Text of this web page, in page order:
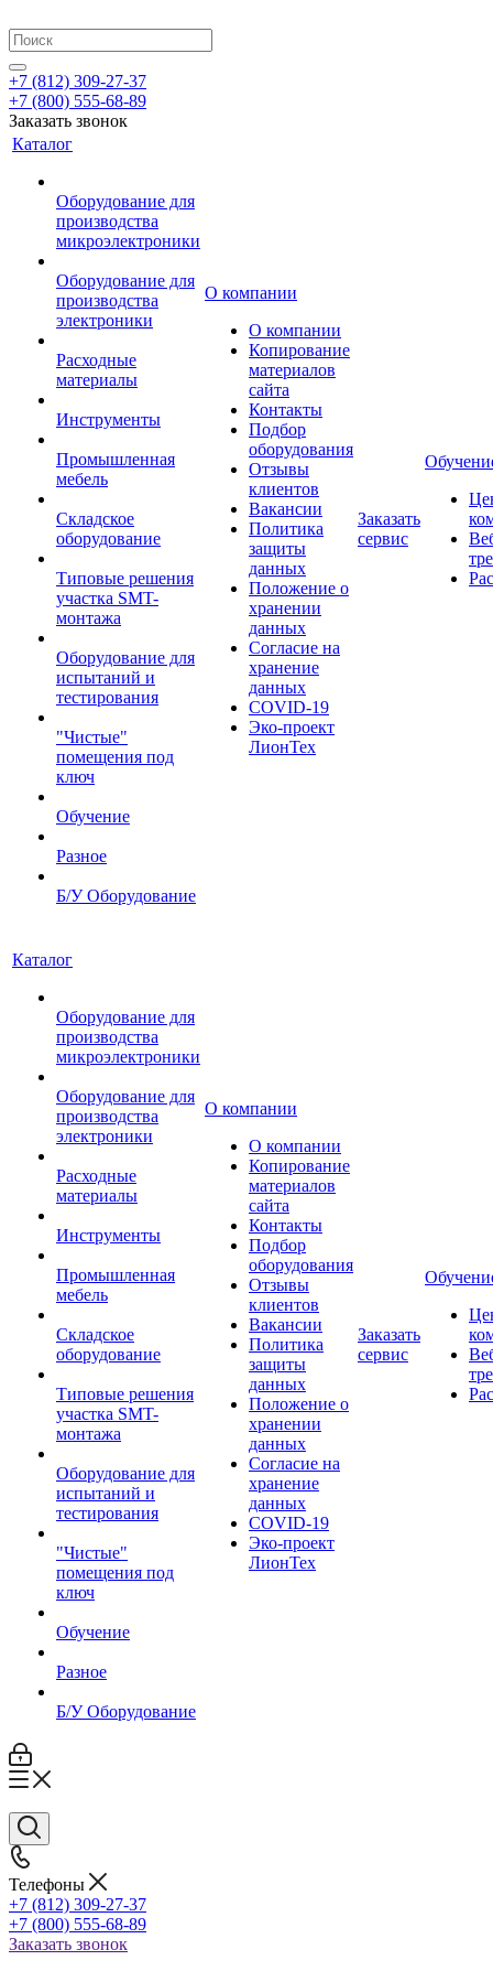
+7 (812) 309-27-37
+7 (800) 555-68-89
Заказать звонок
Каталог
Оборудование для
производства
микроэлектроники
Оборудование для
производства
электроники
Расходные
материалы
Инструменты
Промышленная
мебель
Складское
оборудование
Типовые решения
участка SMT-
монтажа
Оборудование для
испытаний и
тестирования
"Чистые"
помещения под
ключ
Обучение
Разное
Б/У Оборудование
О компании
О компании
Копирование
материалов
сайта
Контакты
Подбор
оборудования
Отзывы
клиентов
Вакансии
Политика
защиты
данных
Положение о
хранении
данных
Согласие на
хранение
данных
COVID-19
Эко-проект
ЛионТех
Заказать
сервис
Каталог
Оборудование для
производства
микроэлектроники
Оборудование для
производства
электроники
Расходные
материалы
Инструменты
Промышленная
мебель
Складское
оборудование
Типовые решения
участка SMT-
монтажа
Оборудование для
испытаний и
тестирования
"Чистые"
помещения под
ключ
Обучение
Разное
Б/У Оборудование
О компании
О компании
Копирование
материалов
сайта
Контакты
Подбор
оборудования
Отзывы
клиентов
Вакансии
Политика
защиты
данных
Положение о
хранении
данных
Согласие на
хранение
данных
COVID-19
Эко-проект
ЛионТех
Заказать
сервис
Телефоны
+7 (812) 309-27-37
+7 (800) 555-68-89
Заказать звонок